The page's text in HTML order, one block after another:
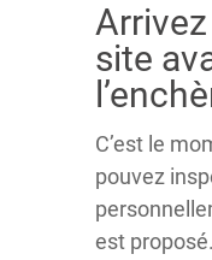
site
C’est le
pouvez
est